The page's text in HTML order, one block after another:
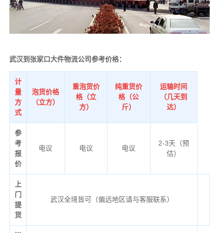
武汉到张家口大件物流公司参考价格：
计
量
方
式
泡货价格
（立方）
重泡货价
格（立
方）
纯重货价
格（公
斤）
运输时间
（几天到
达）
参
考
报
价
电议 电议 电议
2-3天（预
估）
上
门
提
货
武汉全境皆可（偏远地区请与客服联系）